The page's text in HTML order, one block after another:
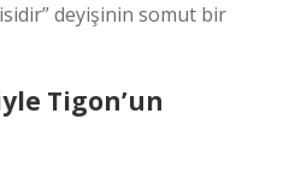
deyişinin somut bir
Tigon’un